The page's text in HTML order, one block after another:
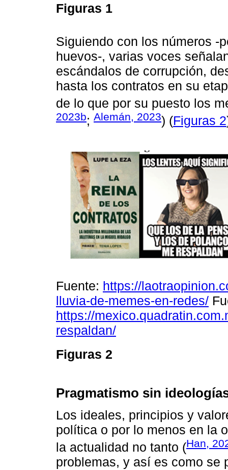
Figuras 1
Siguiendo con los números -
huevos-, varias voces
escándalos de corrupción,
hasta los contratos en su
de lo que por su puesto los
2023b; Alemán, 2023) (Figuras 2
Fuente: https://
lluvia-de-memes-en-redes/
https://
respaldan/
Figuras 2
Pragmatismo sin
Los ideales, principios y
política o por lo menos en la
la actualidad no tanto (Han,
problemas, y así es como se